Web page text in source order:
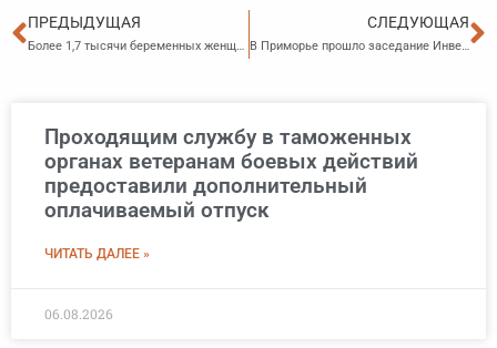
Пред
ПРЕДЫДУЩАЯ
Более 1,7 тысячи беременных женщин Приморья получают выплаты по линии ПФР
СЛЕДУЮЩАЯ
В Приморье прошло заседание Инвестиционного совета
Проходящим службу в таможенных
органах ветеранам боевых действий
предоставили дополнительный
оплачиваемый отпуск
ЧИТАТЬ ДАЛЕЕ »
06.08.2026